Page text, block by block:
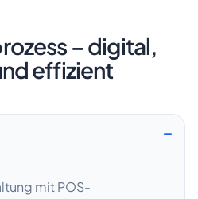
– digital,
effizient
mit POS-